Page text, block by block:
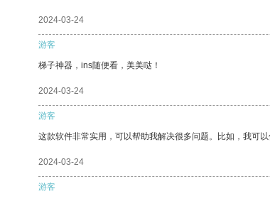
2024-03-24
游客
梯子神器，ins随便看，美美哒！
2024-03-24
游客
这款软件非常实用，可以帮助我解决很多问题。比如，我可
2024-03-24
游客